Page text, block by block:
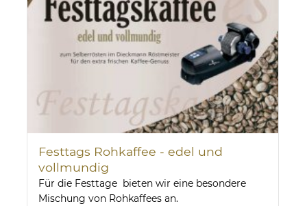
Festtags Rohkaffee - edel und
vollmundig
Für die Festtage bieten wir eine besondere
Mischung von Rohkaffees an.